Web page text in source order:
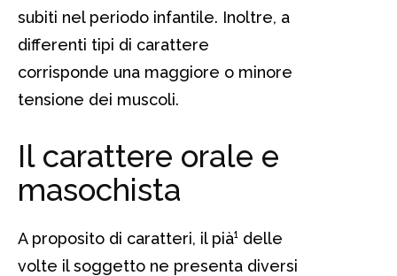
subiti nel periodo infantile. Inoltre, a
differenti tipi di carattere
corrisponde una maggiore o minore
tensione dei muscoli.
Il carattere orale e
masochista
A proposito di caratteri, il pià¹ delle
volte il soggetto ne presenta diversi